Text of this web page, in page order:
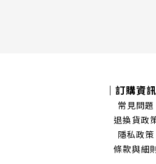
｜訂購資訊
常見問題
退換貨政
隱私政策
條款與細